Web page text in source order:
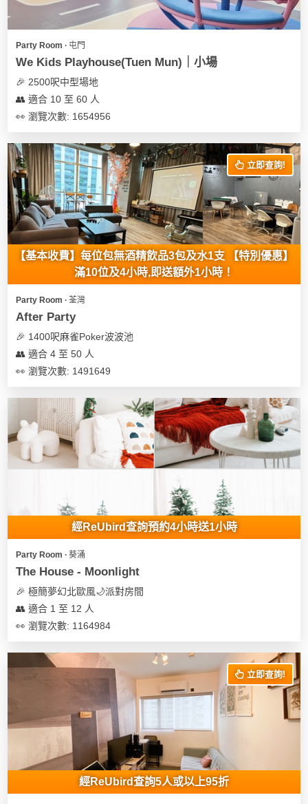
Party Room ∙ 屯門
We Kids Playhouse(Tuen Mun)｜小場
🎉 2500呎中型場地
👥 適合 10 至 60 人
👀 瀏覽次數: 1654956
立即查詢!
【基本收費】每位包無酒精飲品3包及水1支 【特別優惠】
滿10位及4小時,即送額外1小時！
Party Room ∙ 荃灣
After Party
🎉 1400呎麻雀Poker波波池
👥 適合 4 至 50 人
👀 瀏覽次數: 1491649
經ReUbird查詢預約4小時送1小時
Party Room ∙ 葵涌
The House - Moonlight
🎉 極簡夢幻北歐風🌙派對房間
👥 適合 1 至 12 人
👀 瀏覽次數: 1164984
立即查詢!
經ReUbird查詢5人或以上95折